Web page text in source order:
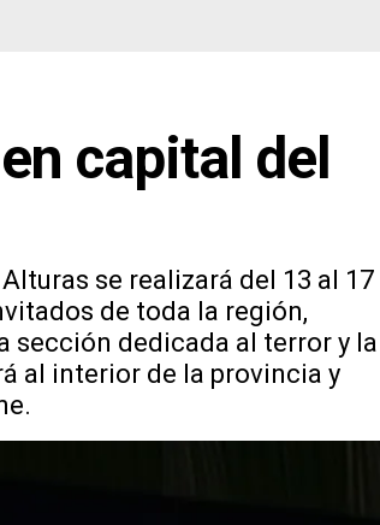
capital del
se realizará del 13 al 17
de toda la región,
sección dedicada al terror y la
al interior de la provincia y